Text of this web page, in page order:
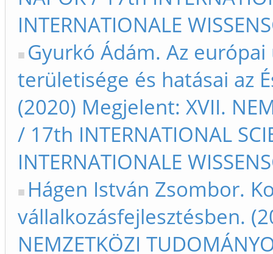
INTERNATIONALE
Gyurkó Ádám. Az
területisége és hatásai az
(2020) Megjelent: XVII.
/ 17th INTERNATIONAL
INTERNATIONALE
Hágen István Zsombor.
vállalkozásfejlesztésben.
NEMZETKÖZI